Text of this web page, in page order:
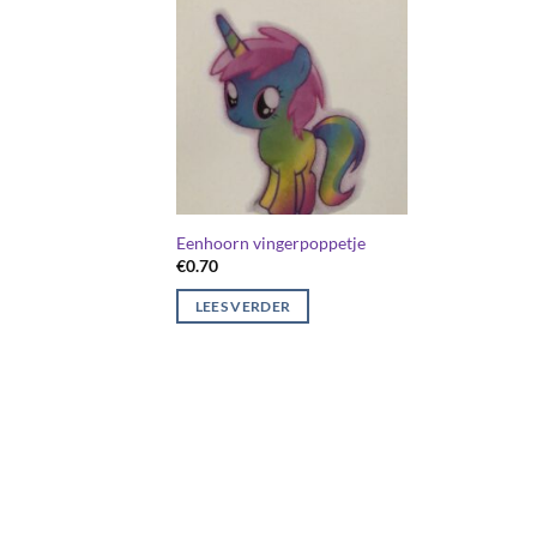
Eenhoorn vingerpoppetje
€0.70
LEES VERDER